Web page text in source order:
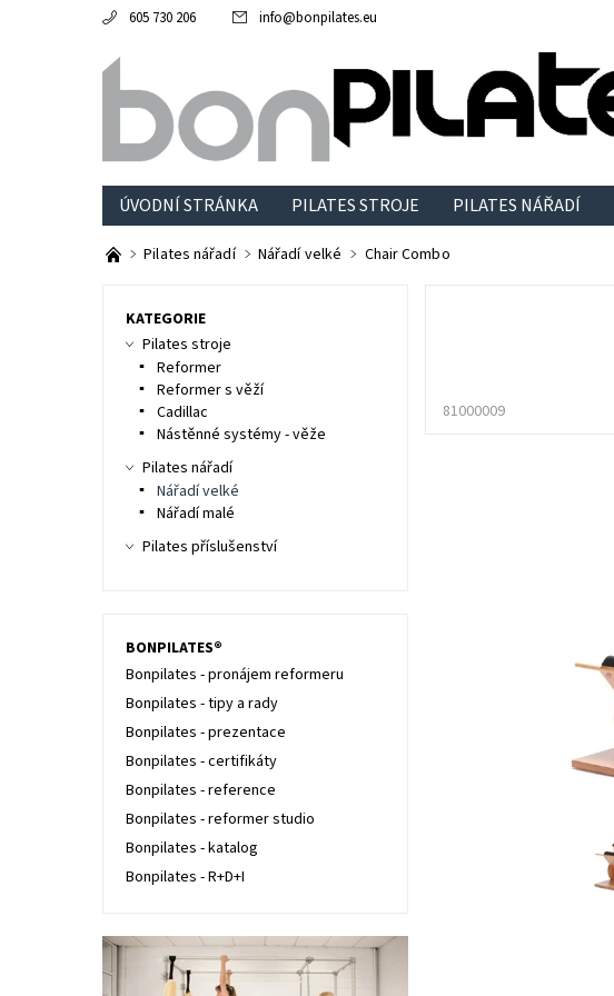
605 730 206 info@bonpilates.eu
ÚVODNÍ STRÁNKA PILATES STROJE PILATES NÁŘADÍ
Pilates nářadí Nářadí velké Chair Combo
81000009
KATEGORIE
Pilates stroje
Reformer
Reformer s věží
Cadillac
Nástěnné systémy - věže
Pilates nářadí
Nářadí velké
Nářadí malé
Pilates příslušenství
BONPILATES®
Bonpilates - pronájem reformeru
Bonpilates - tipy a rady
Bonpilates - prezentace
Bonpilates - certifikáty
Bonpilates - reference
Bonpilates - reformer studio
Bonpilates - katalog
Bonpilates - R+D+I